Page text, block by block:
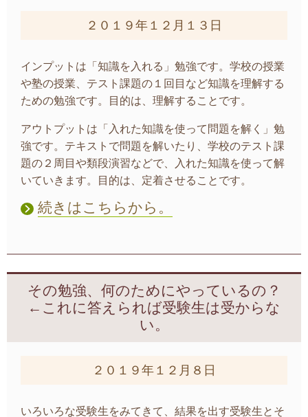
２０１９年１２月１３日
インプットは「知識を入れる」勉強です。学校の授業
や塾の授業、テスト課題の１回目など知識を理解する
ための勉強です。目的は、理解することです。
アウトプットは「入れた知識を使って問題を解く」勉
強です。テキストで問題を解いたり、学校のテスト課
題の２周目や類段演習などで、入れた知識を使って解
いていきます。目的は、定着させることです。
続きはこちらから。
その勉強、何のためにやっているの？
←これに答えられば受験生は受からな
い。
２０１９年１２月８日
いろいろな受験生をみてきて、結果を出す受験生とそ